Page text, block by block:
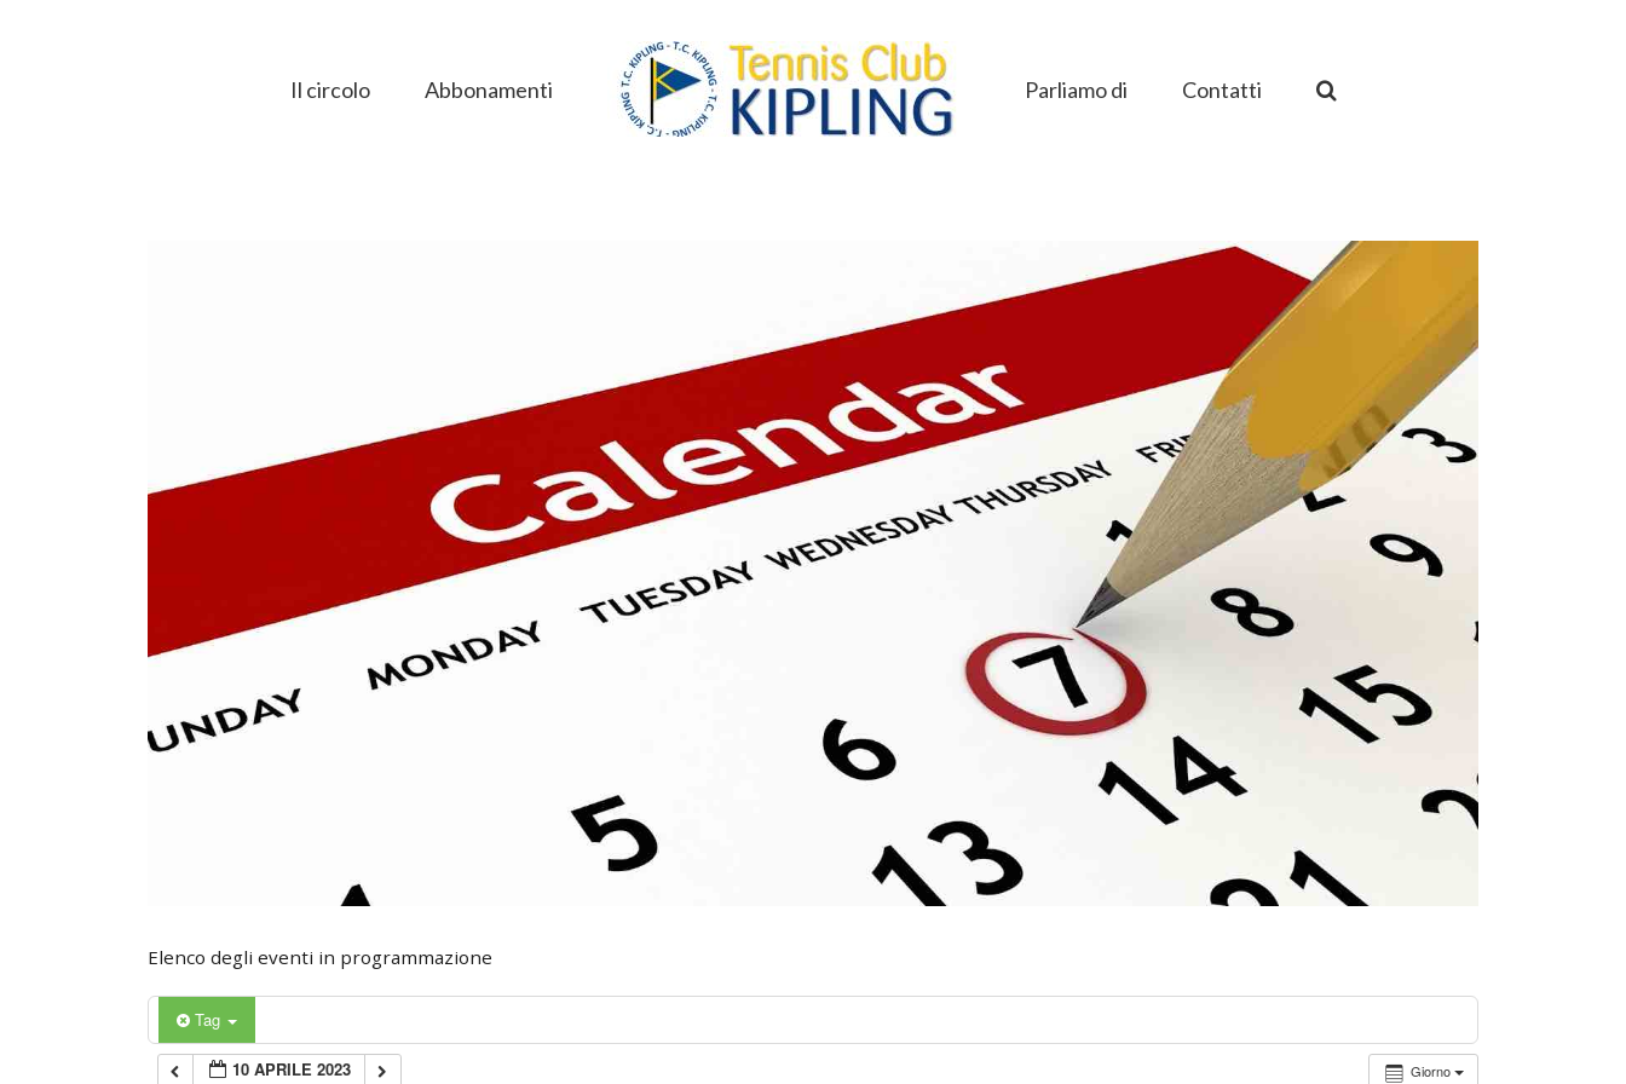
Il circolo Abbonamenti Parliamo di Contatti
Elenco degli eventi in programmazione
Tag
Giorno
10 APRILE 2023
1:00
2:00
6:00